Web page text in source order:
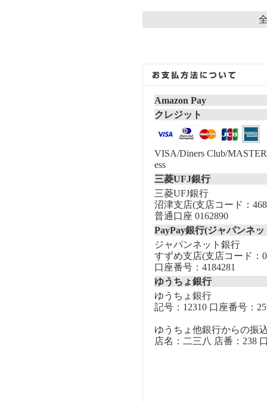
Amazon Pay
クレジット
VISA/Diners Club/
ess
三菱UFJ銀行
三菱UFJ銀行
沼津支店(支店コード：
普通口座 0162890
PayPay銀行(ジャパンネ
ジャパンネット銀行
すずめ支店(支店コード：
口座番号：4184281
ゆうちょ銀行
ゆうちょ銀行
記号：12310 口座番号：
ゆうちょ他銀行からの振
店名：二三八 店番：238